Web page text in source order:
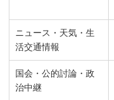
ニュース・天気・生
活交通情報
国会・公的討論・政
治中継